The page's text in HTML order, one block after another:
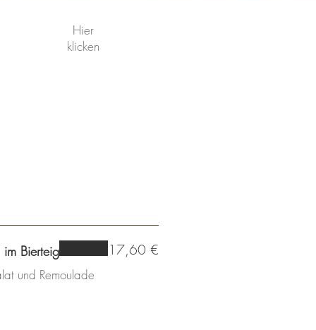
im Bierteig
und Remoulade
17,60 €
Hier
klicken